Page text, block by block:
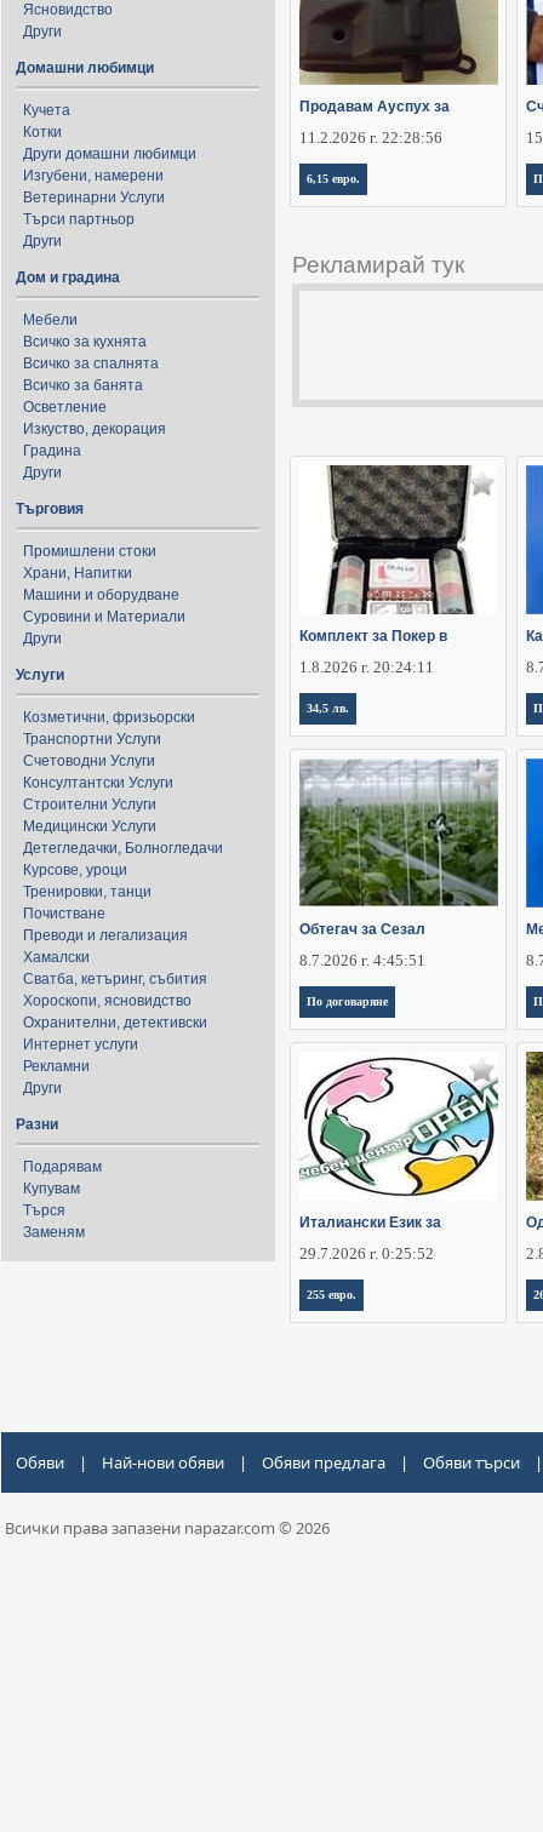
Ясновидство
Други
Домашни любимци
Кучета
Котки
Други домашни любимци
Изгубени, намерени
Ветеринарни Услуги
Търси партньор
Други
Дом и градина
Мебели
Всичко за кухнята
Всичко за спалнята
Всичко за банята
Осветление
Изкуство, декорация
Градина
Други
Търговия
Промишлени стоки
Храни, Напитки
Машини и оборудване
Суровини и Материали
Други
Услуги
Козметични, фризьорски
Транспортни Услуги
Счетоводни Услуги
Консултантски Услуги
Строителни Услуги
Медицински Услуги
Детегледачки, Болногледачи
Курсове, уроци
Тренировки, танци
Почистване
Преводи и легализация
Хамалски
Сватба, кетъринг, събития
Хороскопи, ясновидство
Охранителни, детективски
Интернет услуги
Рекламни
Други
Разни
Подарявам
Купувам
Търся
Заменям
Продавам Ауспух за
11.2.2026 г. 22:28:56
6,15 евро.
Рекламирай тук
Комплект за Покер в
1.8.2026 г. 20:24:11
34,5 лв.
Обтегач за Сезал
8.7.2026 г. 4:45:51
По договаряне
Италиански Език за
29.7.2026 г. 0:25:52
255 евро.
Обяви | Най-нови обяви | Обяви предлага | Обяви търси |
Всички права запазени napazar.com © 2026